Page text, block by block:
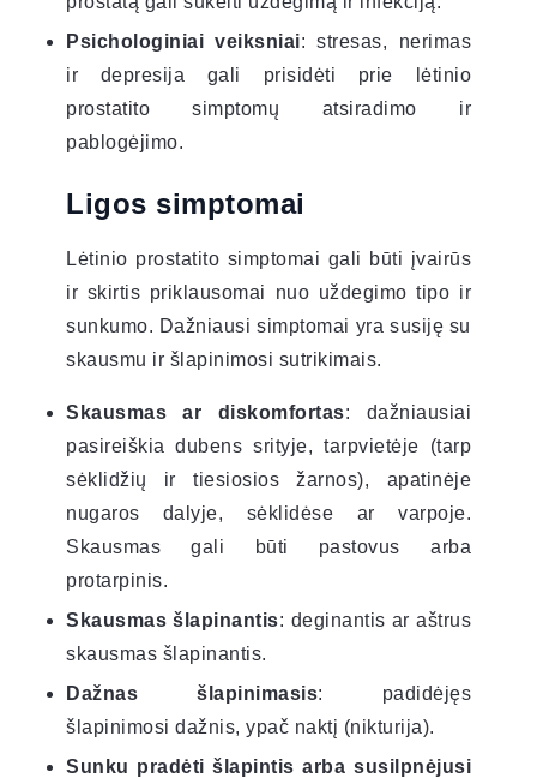
Psichologiniai veiksniai: stresas, nerimas
ir depresija gali prisidėti prie lėtinio
prostatito simptomų atsiradimo ir
pablogėjimo.
Ligos simptomai
Lėtinio prostatito simptomai gali būti įvairūs
ir skirtis priklausomai nuo uždegimo tipo ir
sunkumo. Dažniausi simptomai yra susiję su
skausmu ir šlapinimosi sutrikimais.
Skausmas ar diskomfortas: dažniausiai
pasireiškia dubens srityje, tarpvietėje (tarp
sėklidžių ir tiesiosios žarnos), apatinėje
nugaros dalyje, sėklidėse ar varpoje.
Skausmas gali būti pastovus arba
protarpinis.
Skausmas šlapinantis: deginantis ar aštrus
skausmas šlapinantis.
Dažnas šlapinimasis: padidėjęs
šlapinimosi dažnis, ypač naktį (nikturija).
Sunku pradėti šlapintis arba susilpnėjusi